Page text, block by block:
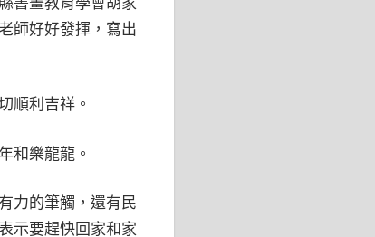
師好好發揮，寫出
順利吉祥。
和樂龍龍。
力的筆觸，還有民
示要趕快回家和家